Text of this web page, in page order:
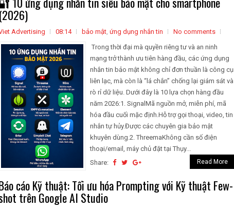
(2026)
Advertising 08:14 bảo mật, ứng dụng nhắn tin
No comments
Trong thời đại mà quyền riêng tư và an ninh
mạng trở thành ưu tiên hàng đầu, các ứng dụng
nhắn tin bảo mật không chỉ đơn thuần là công cụ
liên lạc, mà còn là “lá chắn” chống lại giám sát và
rò rỉ dữ liệu. Dưới đây là 10 lựa chọn hàng đầu
năm 2026:1. SignalMã nguồn mở, miễn phí, mã
hóa đầu cuối mặc định.Hỗ trợ gọi thoại, video, tin
nhắn tự hủy.Được các chuyên gia bảo mật
khuyên dùng.2. ThreemaKhông cần số điện
thoại/email, máy chủ đặt tại Thụy...
Share:
Read More
cáo Kỹ thuật: Tối ưu hóa Prompting với Kỹ thuật Few-
trên Google AI Studio